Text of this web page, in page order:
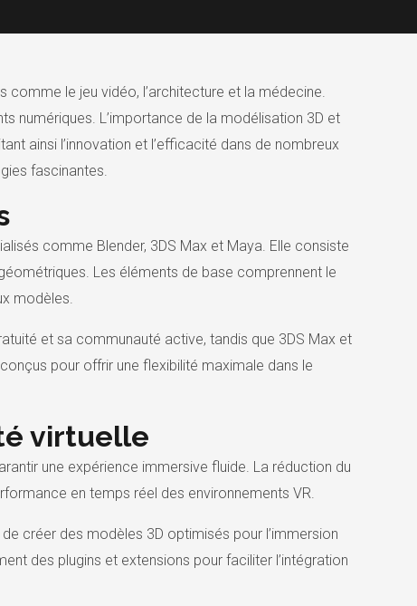
comme le jeu vidéo, l’architecture et la médecine.
numériques. L’importance de la modélisation 3D et
ainsi l’innovation et l’efficacité dans de nombreux
fascinantes.
comme Blender, 3DS Max et Maya. Elle consiste
Les éléments de base comprennent le
modèles.
et sa communauté active, tandis que 3DS Max et
pour offrir une flexibilité maximale dans le
virtuelle
une expérience immersive fluide. La réduction du
en temps réel des environnements VR.
créer des modèles 3D optimisés pour l’immersion
des plugins et extensions pour faciliter l’intégration